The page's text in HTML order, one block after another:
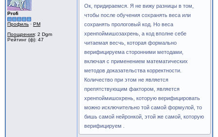
Profi
Профиль · PM
Поощрения: 2 Dgm
Рейтинг (ф): 47
Ок, придираемся. Я не вижу разницы в том,
чтобы после обучения сохранять веса или
сохранять прологовый код. Но веса
хренпоймишозахрень, а код вполне себе
читаемая весчь, которая формально
верифицируема сторонними методами,
включая с применением математических
методов доказательства корректности.
Количество при этом не является
препятствующим фактором, является
хренпоймишохрень, которую верифицировать
можно исключительно той самой формулой, то
бишь самой нейронкой, этой же самой, которую
верифицируем .